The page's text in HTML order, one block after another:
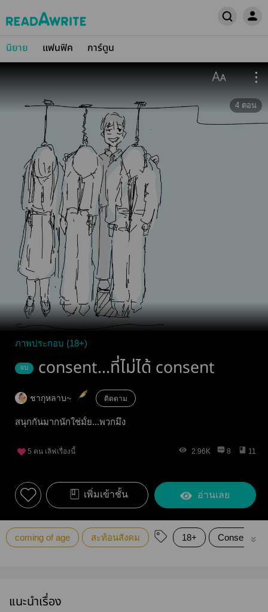
นิยาย แฟนฟิค การ์ตูน
4 ตอน
ภาพประกอบ (18+)
จบ consent...ที่ไม่ได้ consent
ชากุหลาบ~ ติดตาม
สนุกกันมากนักใช่มั้ย...พวกมึง
5 คน เลิฟเรื่องนี้ 2.96K 8 11
เพิ่มเข้าชั้น อ่านเลย
coming of age สะท้อนสังคม 18+ Consent
แนะนำเรื่อง